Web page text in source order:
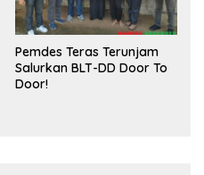
Pemdes Teras Terunjam
Salurkan BLT-DD Door To
Door!